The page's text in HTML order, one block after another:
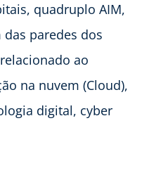
quadruplo AIM,
paredes dos
ao
na nuvem (Cloud),
digital, cyber